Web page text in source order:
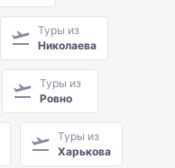
Туры из
Николаева
Туры из
Ровно
Туры из
Харькова